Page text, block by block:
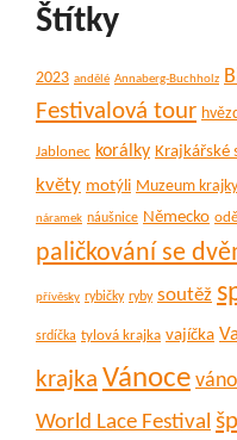
Štítky
2023 andělé Annaberg-Buchholz
Festivalová tour
Jablonec korálky Krajkářské
květy motýli Muzeum
náramek náušnice Německo
paličkování se
přívěsky rybičky ryby soutěž
srdíčka tylová krajka vajíčka
krajka Vánoce
World Lace Festival